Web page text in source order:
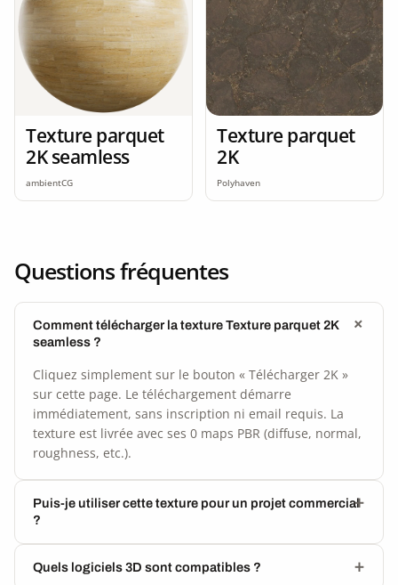
Texture parquet
2K seamless
ambientCG
Texture parquet
2K
Polyhaven
Questions fréquentes
Comment télécharger la texture Texture parquet 2K
seamless ?
Cliquez simplement sur le bouton « Télécharger 2K »
sur cette page. Le téléchargement démarre
immédiatement, sans inscription ni email requis. La
texture est livrée avec ses 0 maps PBR (diffuse, normal,
roughness, etc.).
Puis-je utiliser cette texture pour un projet commercial
?
Quels logiciels 3D sont compatibles ?